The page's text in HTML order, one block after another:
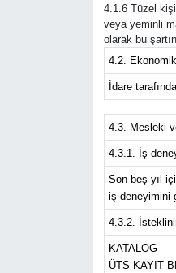
4.1.6 Tüzel
veya yeminli
olarak bu
4.2.
İdare
4.3. Mesleki
4.3.1. İş
Son beş yıl
iş deneyimini
4.3.2.
KATALOG
ÜTS KAYIT